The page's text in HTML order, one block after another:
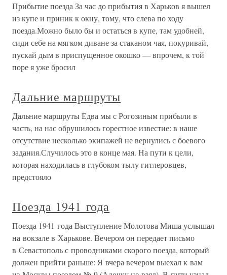
Прибытие поезда За час до прибытия в Харьков я вышел
из купе и приник к окну, тому, что слева по ходу
поезда.Можно было бы и остаться в купе, там удобней,
сиди себе на мягком диване за стаканом чая, покуривай,
пускай дым в приспущенное окошко — впрочем, к той
поре я уже бросил
Дальние маршруты
Дальние маршруты Едва мы с Рогозиным прибыли в
часть, на нас обрушилось горестное известие: в наше
отсутствие несколько экипажей не вернулись с боевого
задания.Случилось это в конце мая. На пути к цели,
которая находилась в глубоком тылу гитлеровцев,
предстояло
Поезда 1941 года
Поезда 1941 года Выступление Молотова Миша услышал
на вокзале в Харькове. Вечером он передает письмо
в Севастополь с проводниками скорого поезда, который
должен прийти раньше: Я вчера вечером выехал к вам